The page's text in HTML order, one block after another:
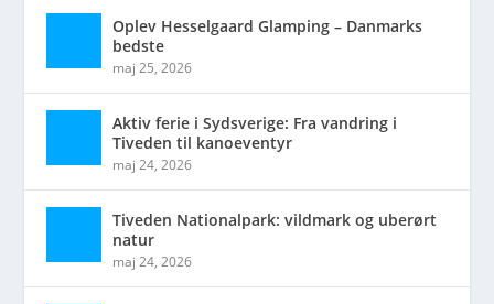
Oplev Hesselgaard Glamping – Danmarks
bedste
maj 25, 2026
Aktiv ferie i Sydsverige: Fra vandring i
Tiveden til kanoeventyr
maj 24, 2026
Tiveden Nationalpark: vildmark og uberørt
natur
maj 24, 2026